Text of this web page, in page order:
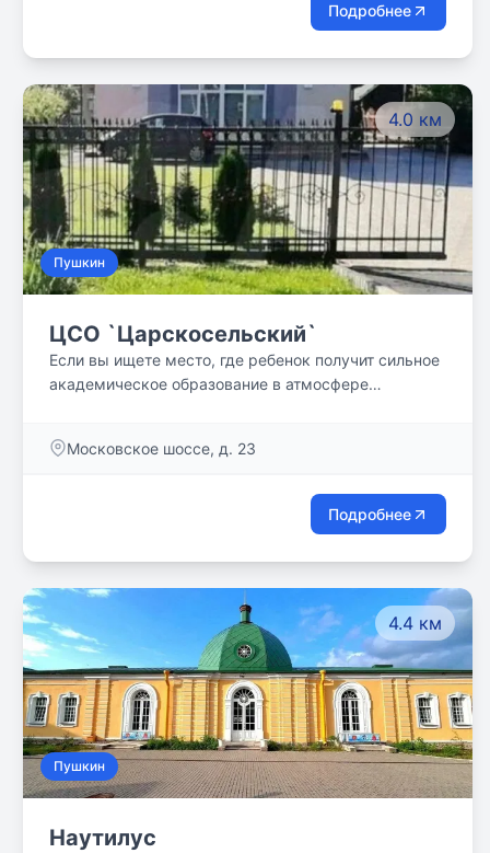
Подробнее
4.0 км
Пушкин
ЦСО `Царскосельский`
Если вы ищете место, где ребенок получит сильное
академическое образование в атмосфере
Московское шоссе, д. 23
Подробнее
4.4 км
Пушкин
Наутилус